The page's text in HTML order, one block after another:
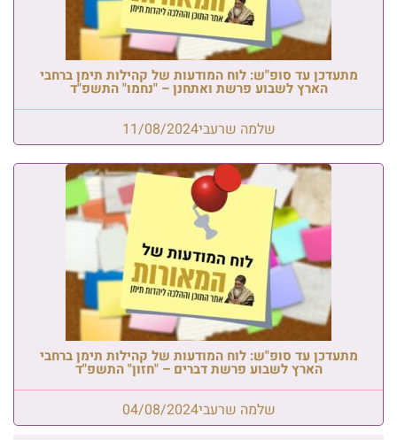
מתעדכן עד סופ"ש: לוח המודעות של קהילות תימן ברחבי
הארץ לשבוע פרשת ואתחנן – "נחמו" התשפ"ד
שלמה שרעבי11/08/2024
מתעדכן עד סופ"ש: לוח המודעות של קהילות תימן ברחבי
הארץ לשבוע פרשת דברים – "חזון" התשפ"ד
שלמה שרעבי04/08/2024